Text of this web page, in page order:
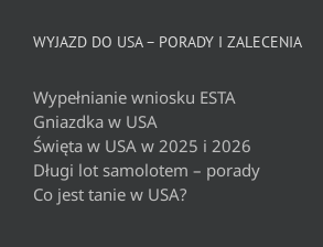
WYJAZD DO USA – PORADY I ZALECENIA
Wypełnianie wniosku ESTA
Gniazdka w USA
Święta w USA w 2025 i 2026
Długi lot samolotem – porady
Co jest tanie w USA?